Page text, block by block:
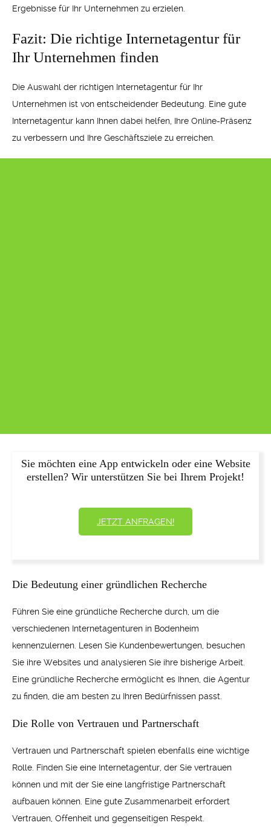
Ergebnisse für Ihr Unternehmen zu erzielen.
Fazit: Die richtige Internetagentur für
Ihr Unternehmen finden
Die Auswahl der richtigen Internetagentur für Ihr
Unternehmen ist von entscheidender Bedeutung. Eine gute
Internetagentur kann Ihnen dabei helfen, Ihre Online-Präsenz
zu verbessern und Ihre Geschäftsziele zu erreichen.
Sie möchten eine App entwickeln oder eine Website
erstellen? Wir unterstützen Sie bei Ihrem Projekt!
JETZT ANFRAGEN!
Die Bedeutung einer gründlichen Recherche
Führen Sie eine gründliche Recherche durch, um die
verschiedenen Internetagenturen in Bodenheim
kennenzulernen. Lesen Sie Kundenbewertungen, besuchen
Sie ihre Websites und analysieren Sie ihre bisherige Arbeit.
Eine gründliche Recherche ermöglicht es Ihnen, die Agentur
zu finden, die am besten zu Ihren Bedürfnissen passt.
Die Rolle von Vertrauen und Partnerschaft
Vertrauen und Partnerschaft spielen ebenfalls eine wichtige
Rolle. Finden Sie eine Internetagentur, der Sie vertrauen
können und mit der Sie eine langfristige Partnerschaft
aufbauen können. Eine gute Zusammenarbeit erfordert
Vertrauen, Offenheit und gegenseitigen Respekt.